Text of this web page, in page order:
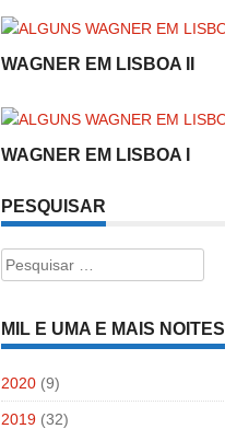
WAGNER EM LISBOA II
WAGNER EM LISBOA I
PESQUISAR
Pesquisar
por:
MIL E UMA E MAIS NOITES
2020 (9)
2019 (32)